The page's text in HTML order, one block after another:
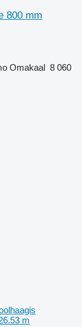
800 mm
Omakaal 8 060
m